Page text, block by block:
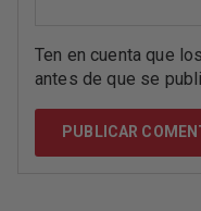
Ten en cuenta que
antes de que se